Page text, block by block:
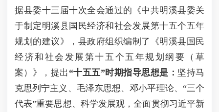
据县委十三届十次全会通过的《中共明溪县委关
于制定明溪县国民经济和社会发展第十五个五年
规划的建议》，县政府组织编制了《明溪县国民
经济和社会发展第十五个五年规划纲要（草
案）》，提出 “十五五”时期指导思想是： 坚持马
克思列宁主义、毛泽东思想、邓小平理论、“三个
代表”重要思想、科学发展观，全面贯彻习近平新